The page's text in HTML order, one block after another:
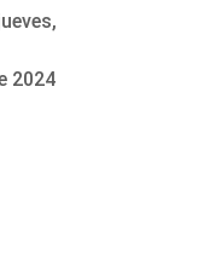
2024